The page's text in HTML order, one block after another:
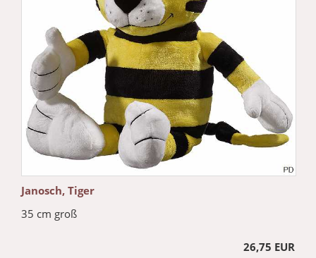
Janosch, Tiger
35 cm groß
26,75 EUR